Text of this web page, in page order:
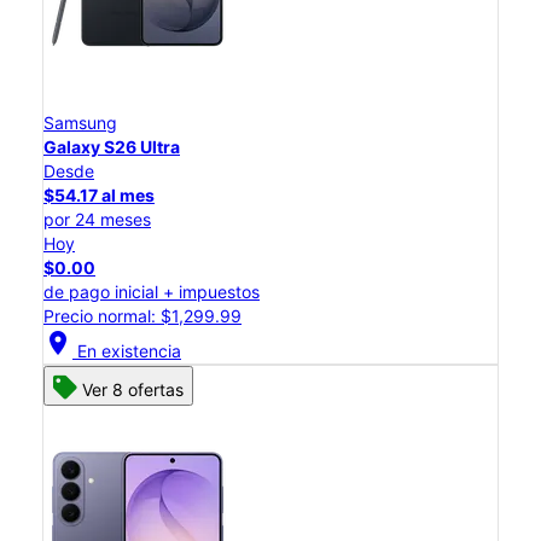
Samsung
Galaxy S26 Ultra
Desde
$54.17 al mes
por 24 meses
Hoy
$0.00
de pago inicial + impuestos
Precio normal: $1,299.99
location_on En existencia
Ver 8 ofertas